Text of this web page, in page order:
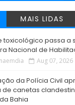
MAIS LIDAS
toxicológico passa a
Nacional de
Aug 07, 2026
da Polícia Civil
de canetas
Bahia